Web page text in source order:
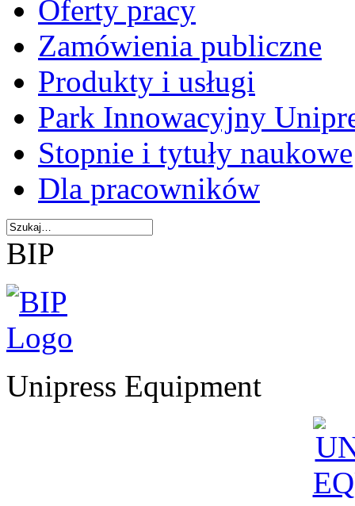
Oferty pracy
Zamówienia publiczne
Produkty i usługi
Park Innowacyjny
Stopnie i tytuły naukowe
Dla pracowników
BIP
Unipress Equipment